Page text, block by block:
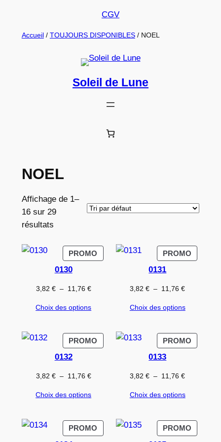
contenu
CGV
Accueil/ TOUJOURS DISPONIBLES/ NOEL
Soleil de Lune
NOEL
Affichage de 1–
16 sur 29
résultats
PROMO PRODUIT
0130
3,82 € – 11,76 €Plage
prix :
à
11,76 €
Choix des options
PROMO
0131
3,82€ – 11,76€Plage
prix :
à
11,76 €
Choix des options
PROMO PRODUIT
0132
3,82 € – 11,76 €Plage
prix :
à
11,76 €
Choix des options
PROMO
0133
3,82€ – 11,76€Plage
prix :
à
11,76 €
Choix des options
PROMO PRODUIT
EN
PROMO
EN